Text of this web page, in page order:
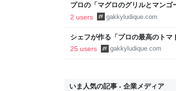
プロの「マグロのグリルとマン
Chef Gakky
2 users gakkyludique.com
シェフが作る「プロの最高のト
Gakky
25 users gakkyludique.com
いま人気の記事 - 企業メディア